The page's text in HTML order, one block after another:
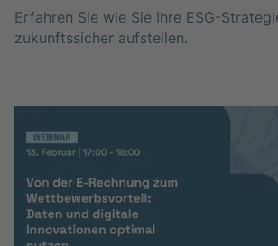
Erfahren Sie wie Sie Ihre ESG-
zukunftssicher aufstellen.